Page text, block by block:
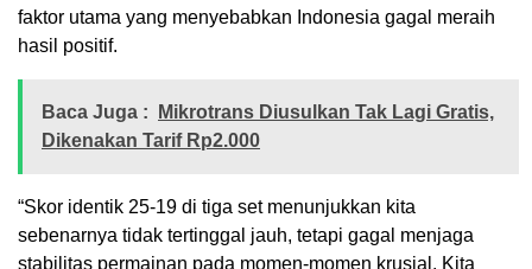
faktor utama yang menyebabkan Indonesia gagal meraih
hasil positif.
Baca Juga :
Mikrotrans Diusulkan Tak Lagi Gratis,
Dikenakan Tarif Rp2.000
“Skor identik 25-19 di tiga set menunjukkan kita
sebenarnya tidak tertinggal jauh, tetapi gagal menjaga
stabilitas permainan pada momen-momen krusial. Kita